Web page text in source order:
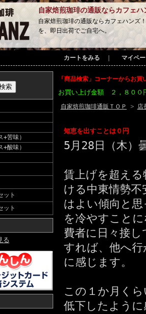
自家焙煎珈琲の通販ならカフェハ
自家焙煎珈琲の通販ならカフェハンズ
を、即日出荷でご自宅へ。
カートをみる マイペ
苦味）
酸味）
ット
ット
る
「商品検索」コーナーからお買
お買い上げ金額 ２，８００
自家焙煎珈琲通販ＴＯＰ > 店
知恵を出すことは０円
5月28日（木）
賃上げを超え
ける中東情勢
はよい傾向と
を冷やすこと
費者に日々接
すれば、他へ
に感じます。
この１か月く
低下したよう